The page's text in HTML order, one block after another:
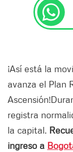
¡Así está la
avanza el Plan
Ascensión!
registra
la capital.
ingreso a